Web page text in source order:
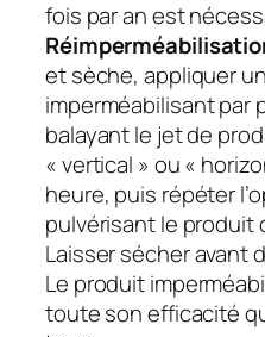
fois par an est
et sèche, appliquer
imperméabilisant par
balayant le jet de
« vertical » ou «
heure, puis répéter
pulvérisant le produit
Laisser sécher avant
Le produit
toute son efficacité